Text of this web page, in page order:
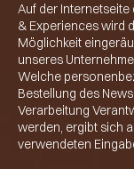
Auf der Internetseite
& Experiences wird
Möglichkeit
unseres
Welche
Bestellung des
Verarbeitung
werden, ergibt sich
verwendeten